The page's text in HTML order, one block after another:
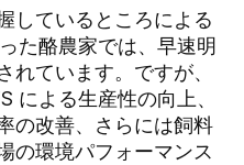
しているところによる
た酪農家では、早速明
れています。ですが、
による生産性の向上、
の改善、さらには飼料
の環境パフォーマンス